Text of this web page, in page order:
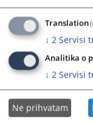
get
the
keyboard
shortcuts
for
changing
dates.
Translation
↓ 2 Servisi
Analitika o
↓ 2 Servisi
Ne prihvatam